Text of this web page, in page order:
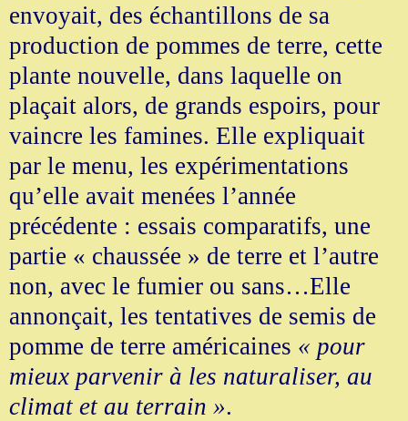
envoyait, des échantillons de sa
production de pommes de terre, cette
plante nouvelle, dans laquelle on
plaçait alors, de grands espoirs, pour
vaincre les famines. Elle expliquait
par le menu, les expérimentations
qu’elle avait menées l’année
précédente : essais comparatifs, une
partie « chaussée » de terre et l’autre
non, avec le fumier ou sans…Elle
annonçait, les tentatives de semis de
pomme de terre américaines « pour
mieux parvenir à les naturaliser, au
climat et au terrain ».